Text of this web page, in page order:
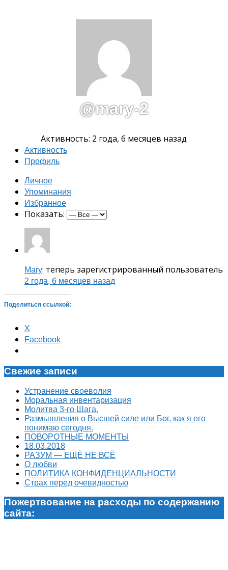
@mary-2
Активность: 2 года, 6 месяцев назад
Активность
Профиль
Личное
Упоминания
Избранное
Показать:
Mary: теперь зарегистрированный пользователь
2 года, 6 месяцев назад
Поделиться ссылкой:
X
Facebook
Свежие записи
Устранение своеволия
Моральная инвентаризация
Молитва 3-го Шага.
Размышления о Высшей силе или Бог, как я его
понимаю сегодня.
ПОВОРОТНЫЕ МОМЕНТЫ
18.03.2018
РАЗУМ — ЕЩЁ НЕ ВСЁ
О любви
ПОЛИТИКА КОНФИДЕНЦИАЛЬНОСТИ
Страх перед очевидностью
Пожертвование на расходы по содержанию
сайта: